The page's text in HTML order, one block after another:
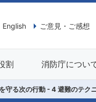
English ご意見・ご感想
割 消防庁につい
守る次の行動 - 4 避難のテク